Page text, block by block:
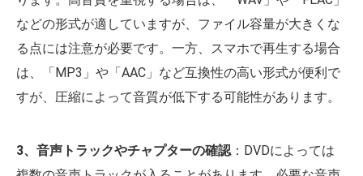
などの形式が適していますが、ファイル容量が大きくな
る点には注意が必要です。一方、スマホで再生する場合
は、「MP3」や「AAC」など互換性の高い形式が便利で
すが、圧縮によって音質が低下する可能性があります。
3、音声トラックやチャプターの確認：DVDによっては